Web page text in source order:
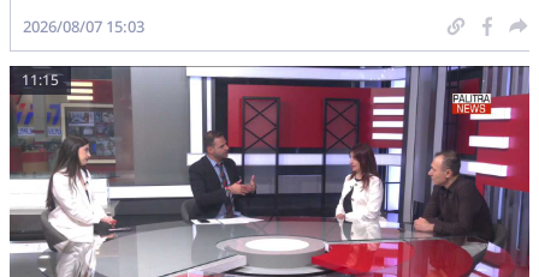
2026/08/07 15:03
11:15